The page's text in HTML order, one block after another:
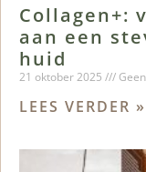
Collagen+:
aan een
huid
21 oktober 2025
LEES VERDER »